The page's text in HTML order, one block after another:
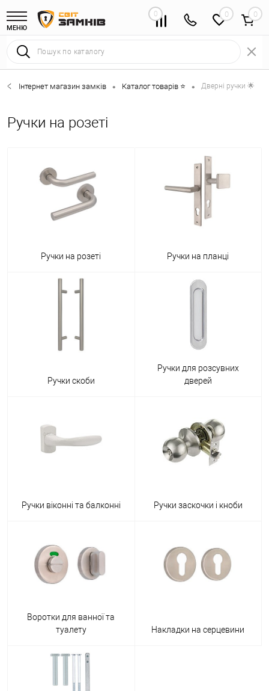
МЕНЮ
0 0
Інтернет магазин замків • Каталог товарів ⭐ • Дверні ручки 🌟
Ручки на розеті
Ручки на розеті Ручки на планці
Ручки скоби
Ручки для розсувних
дверей
Ручки віконні та балконні Ручки заскочки і кноби
Воротки для ванної та
туалету
Накладки на серцевини